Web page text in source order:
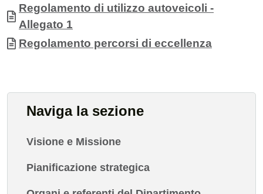
Documento
Regolamento di utilizzo autoveicoli -
Allegato 1
Documento
Regolamento percorsi di eccellenza
Naviga la sezione
Visione e Missione
Pianificazione strategica